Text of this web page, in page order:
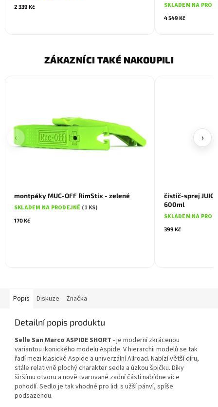
2 339 Kč SKLADEM NA
4 549 Kč
ZÁKAZNÍCI TAKÉ NAKOUPILI
‹
montpáky MUC-OFF RimStix - zelené
SKLADEM NA PRODEJNĚ (1 KS)
170 Kč
čistič-sprej
600ml
SKLADEM NA
399 Kč
›
Popis Diskuze Značka
Detailní popis produktu
Selle San Marco ASPIDE SHORT - je moderní zkrácenou
variantou ikonického modelu Aspide. V hierarchii modelů se tak
řadí mezi klasické Aspide a univerzální Allroad. Nabízí větší díru,
stále relativně plochý charakter sedla a úzkou špičku. Díky
širšímu otvoru a nově tvarované zadní části nabídne více
pohodlí. Sedlo je tak vhodné pro lidi s užší pánví, spíše
podsazenou.